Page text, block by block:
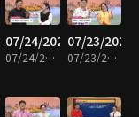
07/24/2026
07/24/2026 • 29분
07/23/2026
07/23/2026 • 30분